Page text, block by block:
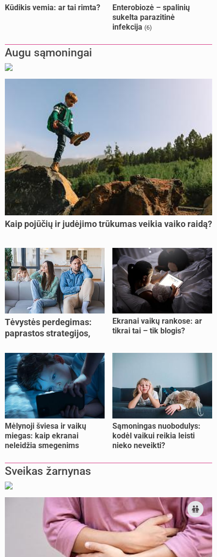
Kūdikis vemia: ar tai rimta?
Enterobiozė – spalinių
sukelta parazitinė
infekcija (6)
Augu sąmoningai
Kaip pojūčių ir judėjimo trūkumas veikia vaiko raidą?
Tėvystės perdegimas:
paprastos strategijos,
jėgas
Ekranai vaikų rankose: ar
tikrai tai – tik blogis?
Mėlynoji šviesa ir vaikų
miegas: kaip ekranai
neleidžia smegenims
Sąmoningas nuobodulys:
kodėl vaikui reikia leisti
nieko neveikti?
Sveikas žarnynas